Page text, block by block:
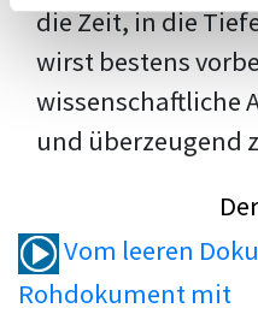
die Zeit, in die
wirst bestens
wissenschaftliche
und überzeugend
Vom leeren
Rohdokument mit